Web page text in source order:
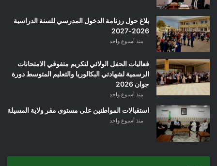
بلاغ حول رزنامة الدخول المدرسي للسنة الدراسية
2026-2027
منذ أسبوع واحد
فعاليات الحفل الولائي لتكريم متفوقي الامتحانات
الرسمية لشهادتي البكالوريا والتعليم المتوسط دورة
جوان 2026
منذ أسبوع واحد
استقبالات المواطنين على مستوى مقر ولاية المسيلة
منذ أسبوع واحد